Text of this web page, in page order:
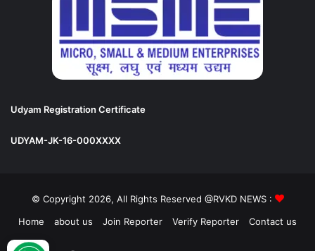
Udyam Registration Certificate
UDYAM-JK-16-000XXXX
© Copyright 2026, All Rights Reserved @RVKD NEWS :
Home
about us Join Reporter Verify Reporter Contact us